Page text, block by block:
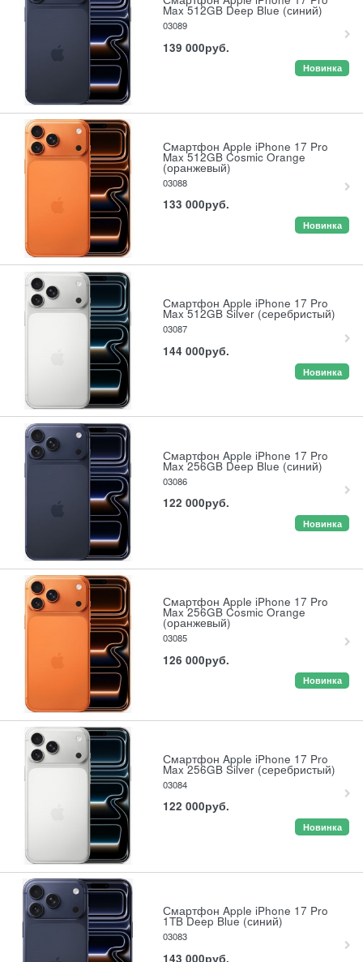
Max 512GB Deep Blue (синий)
03089
139 000руб.
Новинка
Смартфон Apple iPhone 17 Pro
Max 512GB Cosmic Orange
(оранжевый)
03088
133 000руб.
Новинка
Смартфон Apple iPhone 17 Pro
Max 512GB Silver (серебристый)
03087
144 000руб.
Новинка
Смартфон Apple iPhone 17 Pro
Max 256GB Deep Blue (синий)
03086
122 000руб.
Новинка
Смартфон Apple iPhone 17 Pro
Max 256GB Cosmic Orange
(оранжевый)
03085
126 000руб.
Новинка
Смартфон Apple iPhone 17 Pro
Max 256GB Silver (серебристый)
03084
122 000руб.
Новинка
Смартфон Apple iPhone 17 Pro
1TB Deep Blue (синий)
03083
143 000руб.